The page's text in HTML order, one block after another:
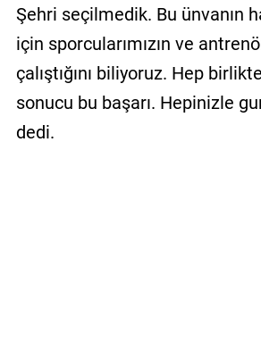
Şehri seçilmedik. Bu ünvanın
için sporcularımızın ve
çalıştığını biliyoruz. Hep
sonucu bu başarı. Hepinizle
dedi.